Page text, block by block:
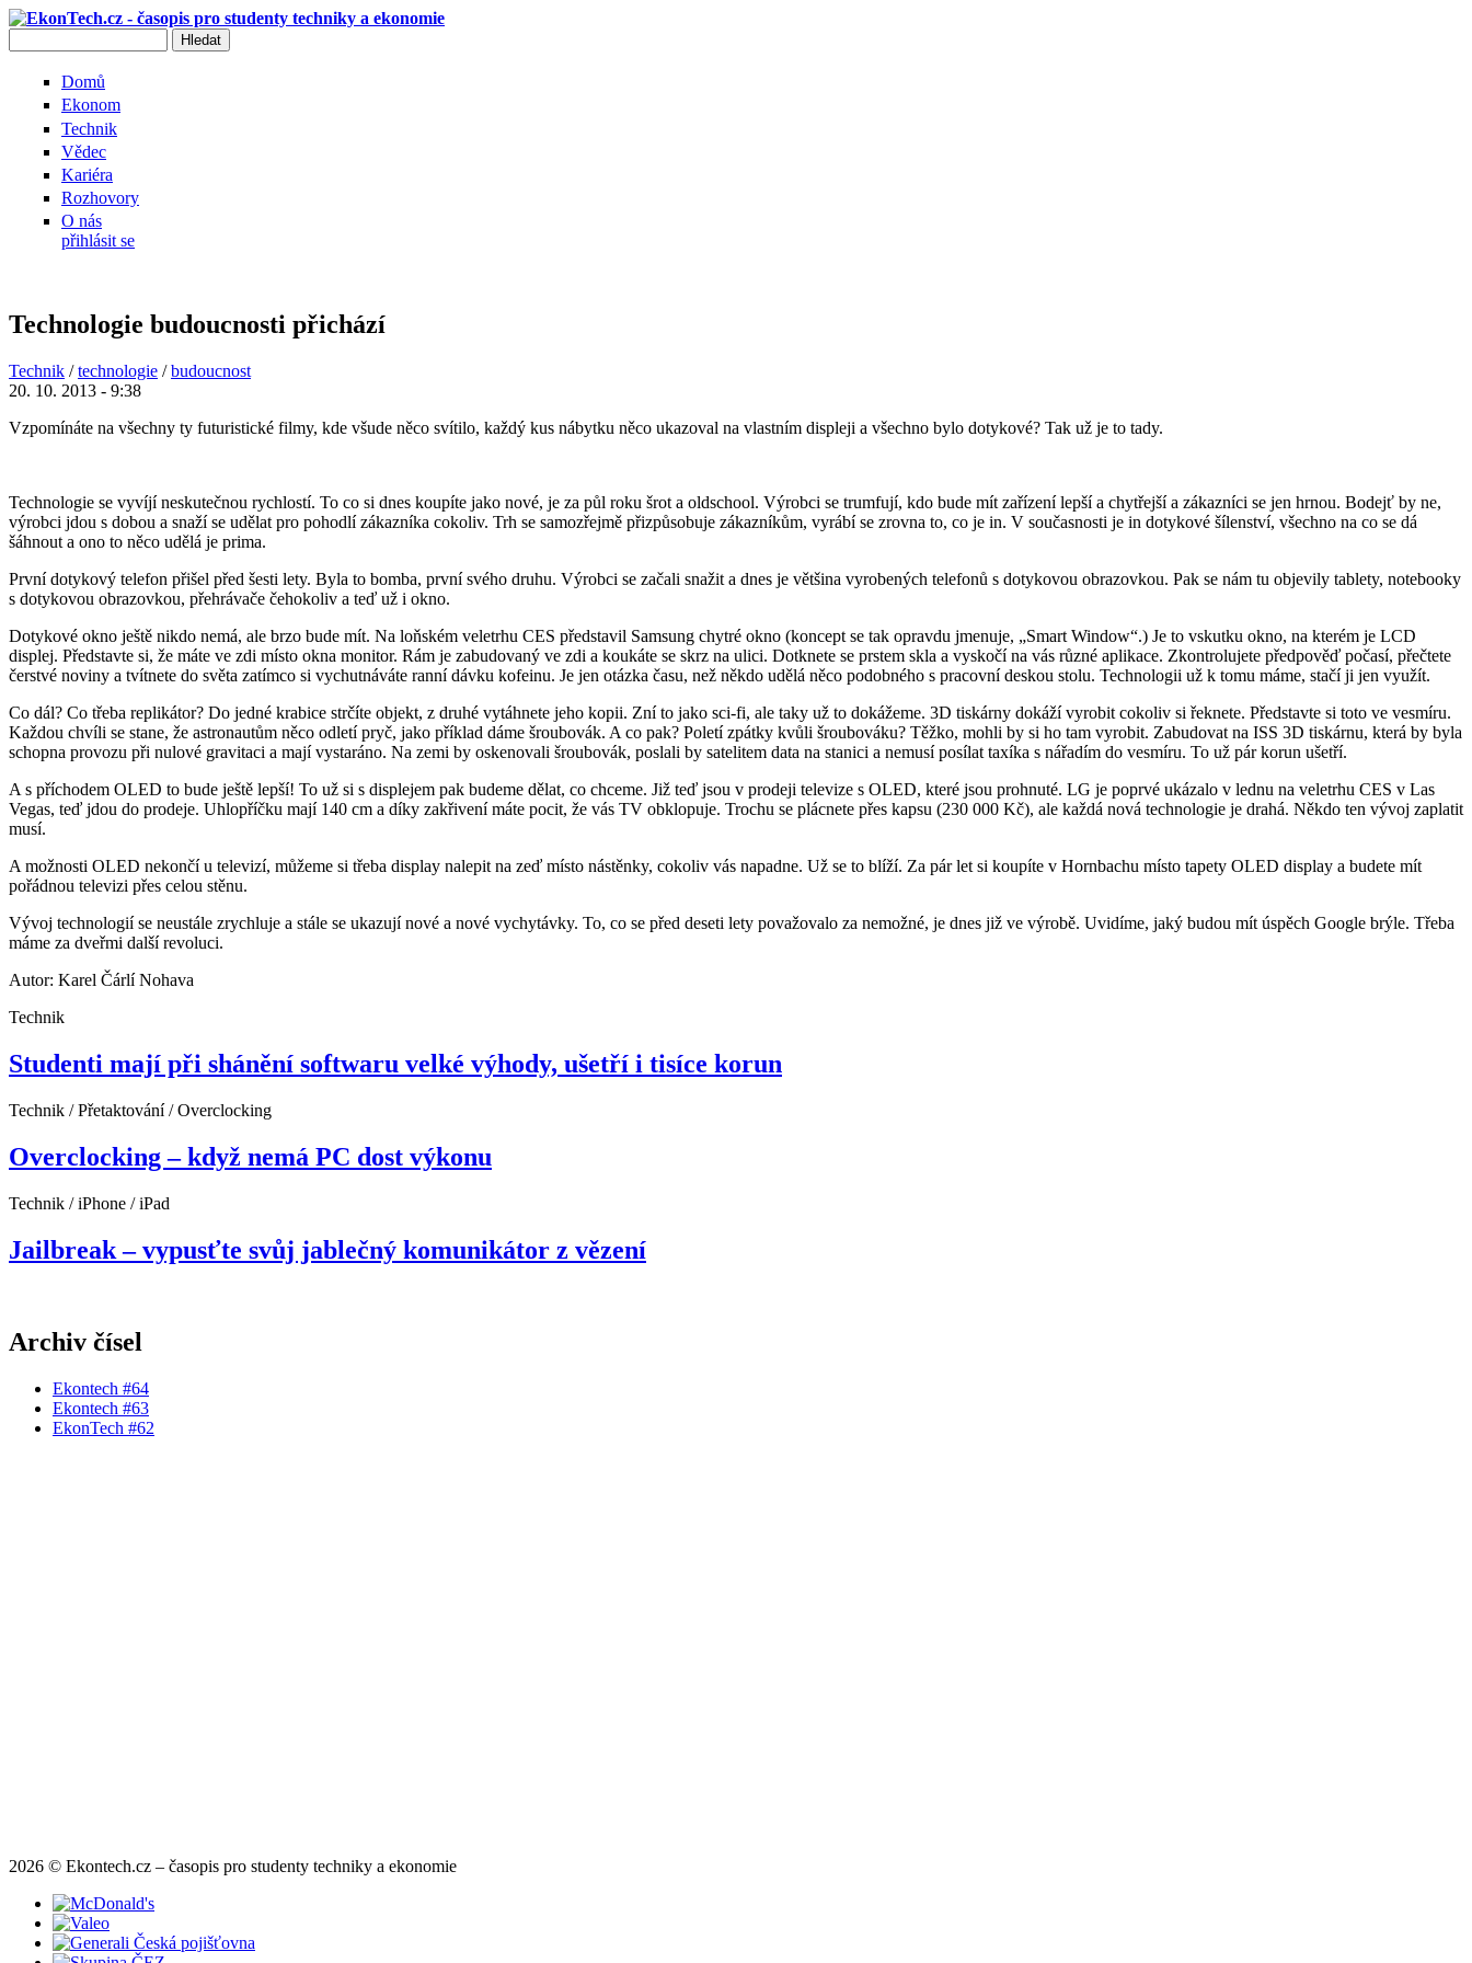
Přejít k hlavnímu obsahu
Domů
Ekonom
Technik
Vědec
Kariéra
Rozhovory
O nás
přihlásit se
Technologie budoucnosti přichází
Technik /technologie /budoucnost
20. 10. 2013 - 9:38
Vzpomínáte na všechny ty futuristické filmy, kde všude něco svítilo, každý kus nábytku něco ukazoval na vlastním displeji a všechno bylo dotykové? Tak už je to tady.
Technologie se vyvíjí neskutečnou rychlostí. To co si dnes koupíte jako nové, je za půl roku šrot a oldschool. Výrobci se trumfují, kdo bude mít zařízení lepší a chytřejší a zákazníci se jen hrnou. Bodejť by ne,
výrobci jdou s dobou a snaží se udělat pro pohodlí zákazníka cokoliv. Trh se samozřejmě přizpůsobuje zákazníkům, vyrábí se zrovna to, co je in. V současnosti je in dotykové šílenství, všechno na co se dá
šáhnout a ono to něco udělá je prima.
První dotykový telefon přišel před šesti lety. Byla to bomba, první svého druhu. Výrobci se začali snažit a dnes je většina vyrobených telefonů s dotykovou obrazovkou. Pak se nám tu objevily tablety, notebooky
s dotykovou obrazovkou, přehrávače čehokoliv a teď už i okno.
Dotykové okno ještě nikdo nemá, ale brzo bude mít. Na loňském veletrhu CES představil Samsung chytré okno (koncept se tak opravdu jmenuje, „Smart Window“.) Je to vskutku okno, na kterém je LCD
displej. Představte si, že máte ve zdi místo okna monitor. Rám je zabudovaný ve zdi a koukáte se skrz na ulici. Dotknete se prstem skla a vyskočí na vás různé aplikace. Zkontrolujete předpověď počasí, přečtete
čerstvé noviny a tvítnete do světa zatímco si vychutnáváte ranní dávku kofeinu. Je jen otázka času, než někdo udělá něco podobného s pracovní deskou stolu. Technologii už k tomu máme, stačí ji jen využít.
Co dál? Co třeba replikátor? Do jedné krabice strčíte objekt, z druhé vytáhnete jeho kopii. Zní to jako sci-fi, ale taky už to dokážeme. 3D tiskárny dokáží vyrobit cokoliv si řeknete. Představte si toto ve vesmíru.
Každou chvíli se stane, že astronautům něco odletí pryč, jako příklad dáme šroubovák. A co pak? Poletí zpátky kvůli šroubováku? Těžko, mohli by si ho tam vyrobit. Zabudovat na ISS 3D tiskárnu, která by byla
schopna provozu při nulové gravitaci a mají vystaráno. Na zemi by oskenovali šroubovák, poslali by satelitem data na stanici a nemusí posílat taxíka s nářadím do vesmíru. To už pár korun ušetří.
A s příchodem OLED to bude ještě lepší! To už si s displejem pak budeme dělat, co chceme. Již teď jsou v prodeji televize s OLED, které jsou prohnuté. LG je poprvé ukázalo v lednu na veletrhu CES v Las
Vegas, teď jdou do prodeje. Uhlopříčku mají 140 cm a díky zakřivení máte pocit, že vás TV obklopuje. Trochu se plácnete přes kapsu (230 000 Kč), ale každá nová technologie je drahá. Někdo ten vývoj zaplatit
musí.
A možnosti OLED nekončí u televizí, můžeme si třeba display nalepit na zeď místo nástěnky, cokoliv vás napadne. Už se to blíží. Za pár let si koupíte v Hornbachu místo tapety OLED display a budete mít
pořádnou televizi přes celou stěnu.
Vývoj technologií se neustále zrychluje a stále se ukazují nové a nové vychytávky. To, co se před deseti lety považovalo za nemožné, je dnes již ve výrobě. Uvidíme, jaký budou mít úspěch Google brýle. Třeba
máme za dveřmi další revoluci.
Autor: Karel Čárlí Nohava
Technik
Studenti mají při shánění softwaru velké výhody, ušetří i tisíce korun
Technik / Přetaktování / Overclocking
Overclocking – když nemá PC dost výkonu
Technik / iPhone / iPad
Jailbreak – vypusťte svůj jablečný komunikátor z vězení
Archiv čísel
Ekontech #64
Ekontech #63
EkonTech #62
2026 © Ekontech.cz – časopis pro studenty techniky a ekonomie